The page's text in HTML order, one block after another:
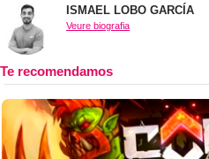
ISMAEL LOBO GARCÍA
Veure biografia